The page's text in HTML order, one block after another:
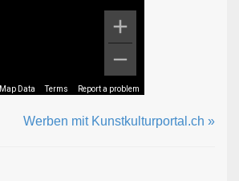
Map Data Terms Report a problem
Werben mit Kunstkulturportal.ch »